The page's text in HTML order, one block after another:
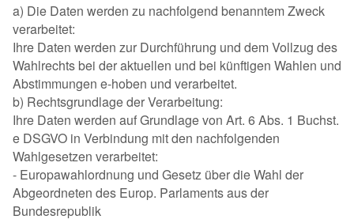
a) Die Daten werden zu nachfolgend benanntem Zweck
verarbeitet:
Ihre Daten werden zur Durchführung und dem Vollzug des
Wahlrechts bei der aktuellen und bei künftigen Wahlen und
Abstimmungen e-hoben und verarbeitet.
b) Rechtsgrundlage der Verarbeitung:
Ihre Daten werden auf Grundlage von Art. 6 Abs. 1 Buchst.
e DSGVO in Verbindung mit den nachfolgenden
Wahlgesetzen verarbeitet:
- Europawahlordnung und Gesetz über die Wahl der
Abgeordneten des Europ. Parlaments aus der
Bundesrepublik